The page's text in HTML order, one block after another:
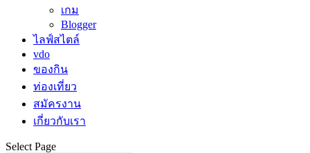
เกม
Blogger
ไลฟ์สไตล์
vdo
ของกิน
ท่องเที่ยว
สมัครงาน
เกี่ยวกับเรา
Select Page